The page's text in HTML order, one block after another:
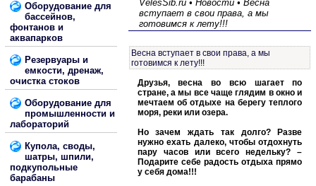
Оборудование для
бассейнов,
фонтанов и
аквапарков
Резервуары и
емкости, дренаж,
очистка стоков
Оборудование для
промышленности и
лабораторий
Купола, своды,
шатры, шпили,
подкупольные
барабаны
VelesSib.ru • Новости • Весна
вступает в свои права, а мы
готовимся к лету!!!
Весна вступает в свои права, а мы
готовимся к лету!!!
Друзья, весна во всю шагает по
стране, а мы все чаще глядим в окно и
мечтаем об отдыхе на берегу теплого
моря, реки или озера.
Но зачем ждать так долго? Разве
нужно ехать далеко, чтобы отдохнуть
пару часов или всего недельку? –
Подарите себе радость отдыха прямо
у себя дома!!!